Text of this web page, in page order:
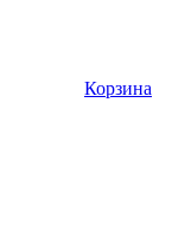
Корзина